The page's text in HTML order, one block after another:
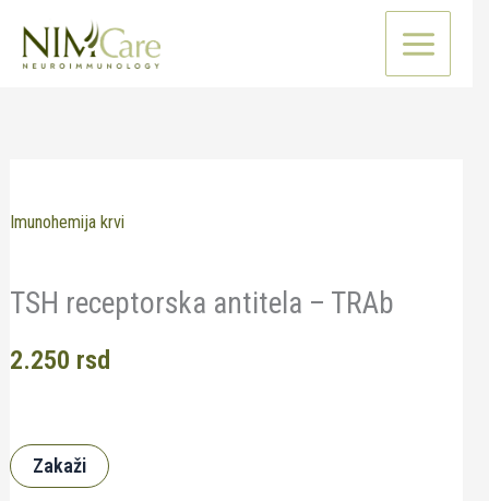
Imunohemija krvi
TSH receptorska antitela – TRAb
2.250 rsd
Zakaži